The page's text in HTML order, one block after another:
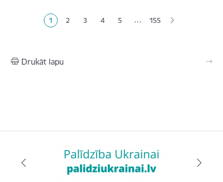
Pašreizējā lapa
1 Lapa
2 Lapa
3 Lapa
4 Lapa
5 … 155
Drukāt lapu